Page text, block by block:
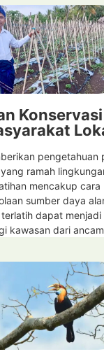
pengetahuan
ramah
mencakup
sumber daya
dapat
kawasan dari